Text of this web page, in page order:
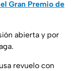
Gran Premio de
abierta y por
revuelo con